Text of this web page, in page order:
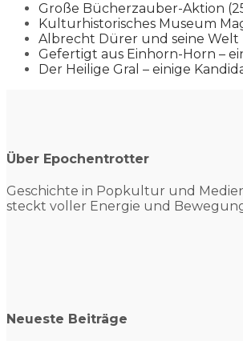
Große Bücherzauber-Aktion
Kulturhistorisches Museum
Albrecht Dürer und seine Welt
Gefertigt aus Einhorn-Horn –
Der Heilige Gral – einige
Über Epochentrotter
Geschichte in Popkultur und
steckt voller Energie und
Neueste Beiträge